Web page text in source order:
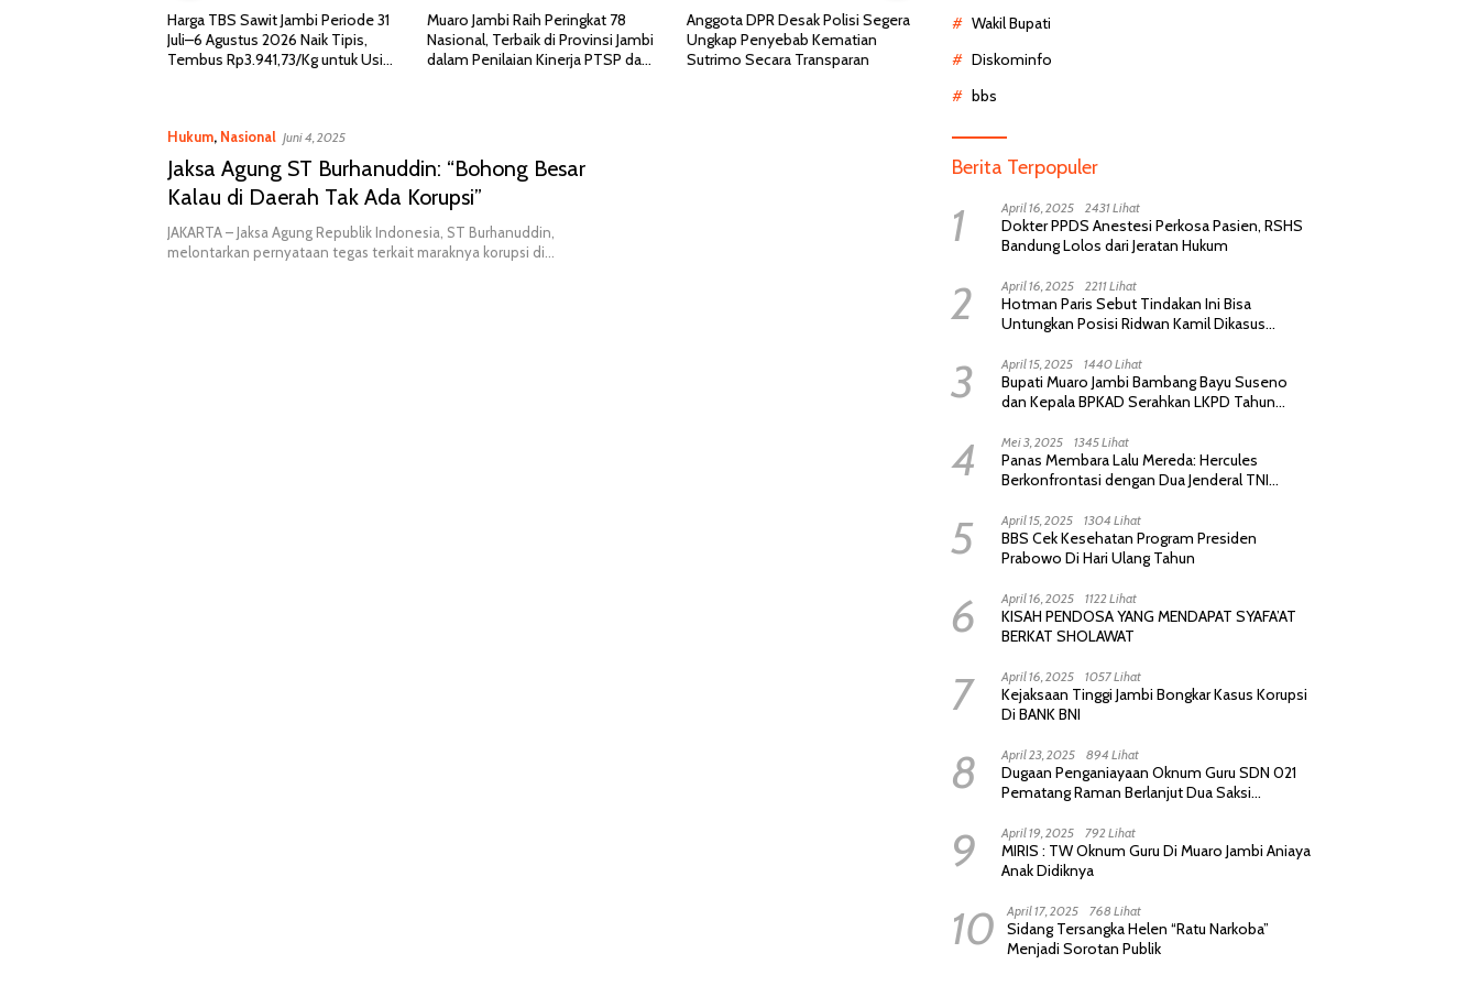
Harga TBS Sawit Jambi Periode 31
Juli–6 Agustus 2026 Naik Tipis,
Tembus Rp3.941,73/Kg untuk Usia
Muaro Jambi Raih Peringkat 78
Nasional, Terbaik di Provinsi Jambi
dalam Penilaian Kinerja PTSP dan
Anggota DPR Desak Polisi Segera
Ungkap Penyebab Kematian
Sutrimo Secara Transparan
Cara Menggunakan Kuota Rollover
Setelah Putusan MK
Hukum, Nasional Juni 4, 2025
Jaksa Agung ST Burhanuddin: “Bohong Besar
Kalau di Daerah Tak Ada Korupsi”
JAKARTA – Jaksa Agung Republik Indonesia, ST Burhanuddin,
melontarkan pernyataan tegas terkait maraknya korupsi di…
Wakil Bupati
Diskominfo
bbs
Berita Terpopuler
1 April 16, 2025 2431 Lihat
Dokter PPDS Anestesi Perkosa Pasien, RSHS
Bandung Lolos dari Jeratan Hukum
2 April 16, 2025 2211 Lihat
Hotman Paris Sebut Tindakan Ini Bisa
Untungkan Posisi Ridwan Kamil Dikasus
3 April 15, 2025 1440 Lihat
Bupati Muaro Jambi Bambang Bayu Suseno
dan Kepala BPKAD Serahkan LKPD Tahun
4 Mei 3, 2025 1345 Lihat
Panas Membara Lalu Mereda: Hercules
Berkonfrontasi dengan Dua Jenderal TNI
Permintaan Maaf
5 April 15, 2025 1304 Lihat
BBS Cek Kesehatan Program Presiden
Prabowo Di Hari Ulang Tahun
6 April 16, 2025 1122 Lihat
KISAH PENDOSA YANG MENDAPAT SYAFA’AT
BERKAT SHOLAWAT
7 April 16, 2025 1057 Lihat
Kejaksaan Tinggi Jambi Bongkar Kasus Korupsi
Di BANK BNI
8 April 23, 2025 894 Lihat
Dugaan Penganiayaan Oknum Guru SDN 021
Pematang Raman Berlanjut Dua Saksi
9 April 19, 2025 792 Lihat
MIRIS : TW Oknum Guru Di Muaro Jambi Aniaya
Anak Didiknya
10 April 17, 2025 768 Lihat
Sidang Tersangka Helen “Ratu Narkoba”
Menjadi Sorotan Publik